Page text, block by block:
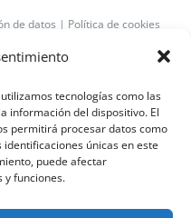
tecnologías como las
información del dispositivo. El
permitirá procesar datos como
únicas en este
puede afectar
y funciones.
de datos | Política de cookies